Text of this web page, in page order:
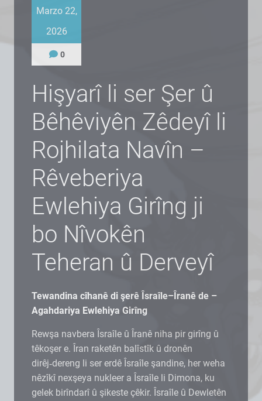
Marzo 22,
2026
0
Hişyarî li ser Şer û
Bêhêviyên Zêdeyî li
Rojhilata Navîn –
Rêveberiya
Ewlehiya Girîng ji
bo Nîvokên
Teheran û Derveyî
Tewandina cîhanê di şerê Îsraîle–Îranê de –
Agahdariya Ewlehiya Girîng
Rewşa navbera Îsraîle û Îranê niha pir girîng û
têkoşer e. Îran raketên balîstîk û dronên
dirêj‑dereng li ser erdê Îsraîle şandine, her weha
nêzîkî nexşeya nukleer a Îsraîle li Dimona, ku
gelek birîndarî û şikeste çêkir. Îsraîle û Dewletên